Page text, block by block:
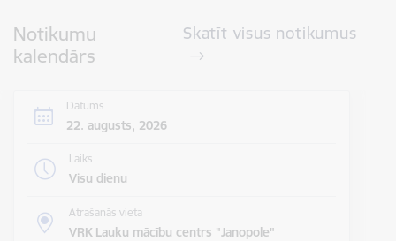
Notikumu
kalendārs
Skatīt visus notikumus
Datums
22. augusts, 2026
Laiks
Visu dienu
Atrašanās vieta
VRK Lauku mācību centrs "Janopole"